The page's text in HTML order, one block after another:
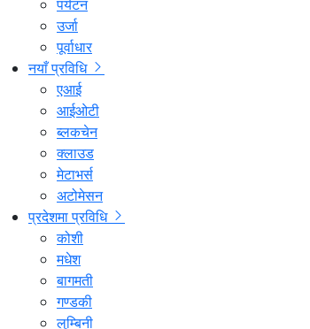
पर्यटन
उर्जा
पूर्वाधार
नयाँ प्रविधि
एआई
आईओटी
ब्लकचेन
क्लाउड
मेटाभर्स
अटोमेसन
प्रदेशमा प्रविधि
कोशी
मधेश
बागमती
गण्डकी
लुम्बिनी